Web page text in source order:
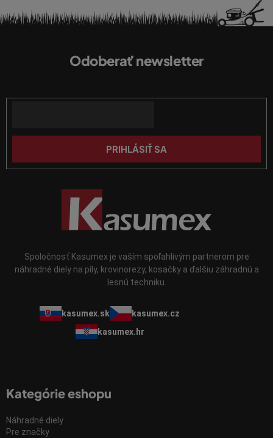
p
r
y
s
u
t
Spoločnosť Kasumex je vaším spoľahlivým partnerom pre
náhradné diely na píly, krovinorezy, kosačky a ďalšiu záhradnú a
lesnú techniku.
kasumex.sk
kasumex.cz
kasumex.hr
Kategórie eshopu
Náhradné diely
Pre značky
Odoberať newsletter
PRIHLÁSIŤ SA